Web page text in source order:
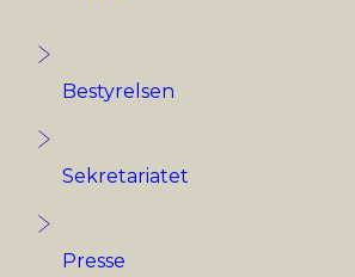
Bestyrelsen
Sekretariatet
Presse